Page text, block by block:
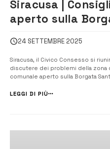
Siracusa |
aperto sulla
24 SETTEMBRE 2025
Siracusa, il Civico Consesso si
discutere dei problemi della zona
comunale aperto sulla Borgata
consentire a singoli cittadini,
LEGGI DI PIÙ